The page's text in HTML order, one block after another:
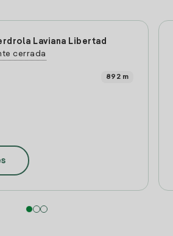
Laviana Libertad
cerrada
892 m